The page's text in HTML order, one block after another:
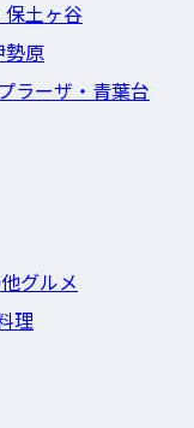
土ヶ谷
勢原
ラーザ・青葉台
グルメ
理